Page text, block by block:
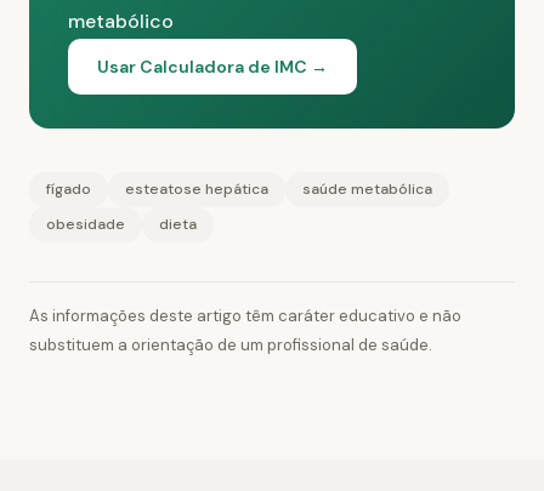
metabólico
Usar Calculadora de IMC →
fígado esteatose hepática
saúde metabólica
obesidade
dieta
As informações deste artigo têm caráter educativo e não
substituem a orientação de um profissional de saúde.